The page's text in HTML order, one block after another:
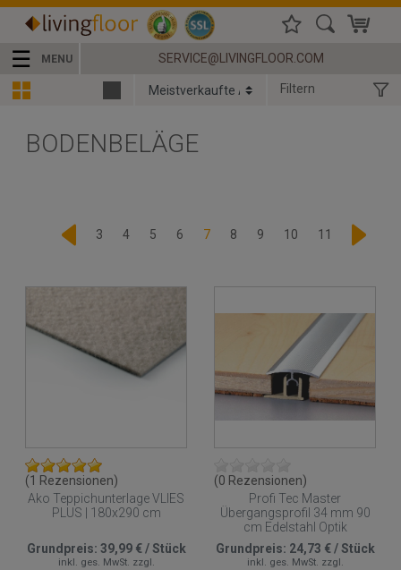
☰ MENU SERVICE@LIVINGFLOOR.COM
Filtern
BODENBELÄGE
3 4 5 6 7 8 9 10 11
(1 Rezensionen)
Ako Teppichunterlage VLIES
PLUS | 180x290 cm
Grundpreis: 39,99 €/Stück
inkl. ges. MwSt. zzgl.
(0 Rezensionen)
Profi Tec Master
Übergangsprofil 34 mm 90
cm Edelstahl Optik
Grundpreis: 24,73 €/Stück
inkl. ges. MwSt. zzgl.